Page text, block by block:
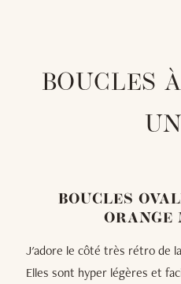
BOUCLES
BOUCLES
ORANGE
J'adore le côté très rétro de
Elles sont hyper légères et